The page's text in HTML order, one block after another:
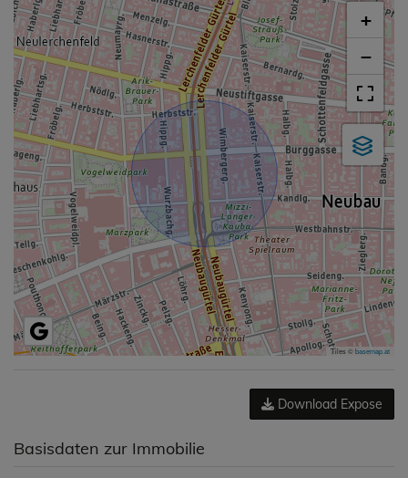
+
−
Tiles ©basemap.at
Download Expose
Basisdaten zur Immobilie